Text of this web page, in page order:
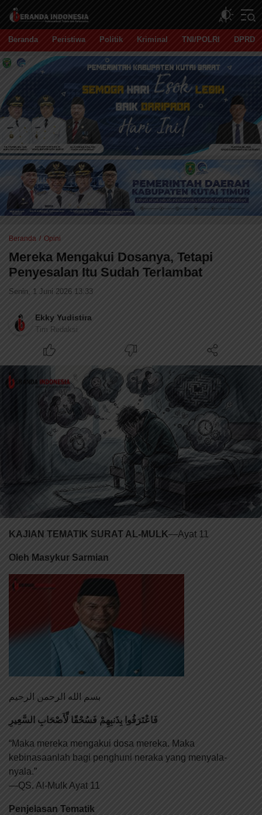
Beranda Indonesia
Independent, Tajam dan Terpercaya
Beranda Peristiwa Politik Kriminal TNI/POLRI DPRD
Beranda Opini
Mereka Mengakui Dosanya, Tetapi
Penyesalan Itu Sudah Terlambat
Senin, 1 Juni 2026 13:33
Ekky Yudistira
Tim Redaksi
KAJIAN TEMATIK SURAT AL-MULK—Ayat 11
Oleh Masykur Sarmian
بسم الله الرحمن الرحيم
فَاعْتَرَفُوا بِذَنبِهِمْ فَسُحْقًا لِّأَصْحَابِ السَّعِيرِ
“Maka mereka mengakui dosa mereka. Maka
kebinasaanlah bagi penghuni neraka yang menyala-
nyala.”
—QS. Al-Mulk Ayat 11
Penjelasan Tematik